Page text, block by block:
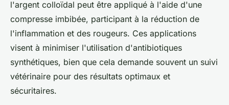
l'argent colloïdal peut être appliqué à l'aide d'une
compresse imbibée, participant à la réduction de
l'inflammation et des rougeurs. Ces applications
visent à minimiser l'utilisation d'antibiotiques
synthétiques, bien que cela demande souvent un suivi
vétérinaire pour des résultats optimaux et
sécuritaires.